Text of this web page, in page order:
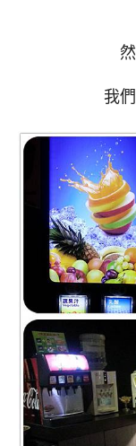
我